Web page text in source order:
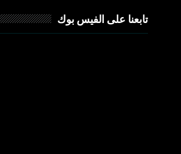
تابعنا على الفيس بوك